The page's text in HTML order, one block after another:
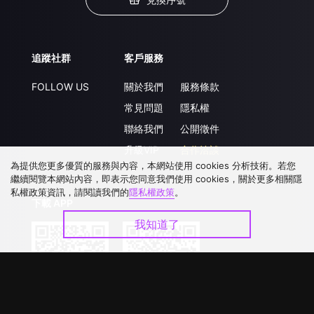
追蹤社群
FOLLOW US
客戶服務
關於我們
常見問題
聯絡我們
升級VIP
服務條款
隱私權
公開徵件
合作洽談
為提供您更多優質的服務與內容，本網站使用 cookies 分析技術。若您
繼續閱覽本網站內容，即表示您同意我們使用 cookies，關於更多相關隱
私權政策資訊，請閱讀我們的隱私權政策。
我知道了